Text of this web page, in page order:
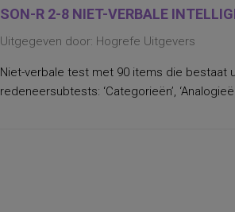
SON-R 2-8 NIET-VERBALE
Uitgegeven door: Hogrefe Uitgevers
Niet-verbale test met 90 items die bestaat
redeneersubtests: ‘Categorieën’,